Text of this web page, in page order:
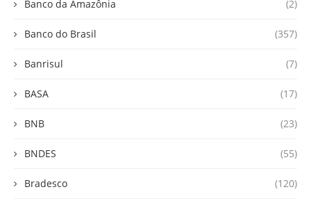
Banco da Amazônia (2)
Banco do Brasil (357)
Banrisul (7)
BASA (17)
BNB (23)
BNDES (55)
Bradesco (120)